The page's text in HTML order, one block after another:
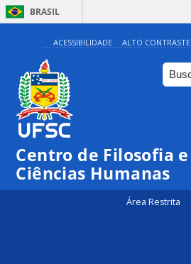
BRASIL
ACESSIBILIDADE ALTO CONTRASTE
Centro de Filosofia e
Ciências Humanas
Área Restrita